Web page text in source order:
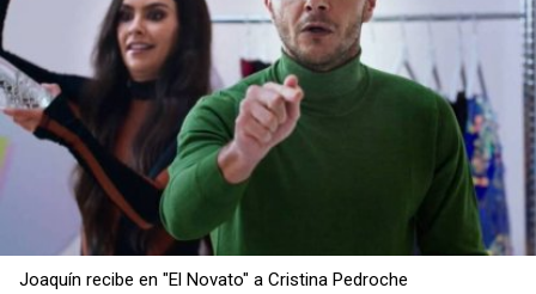
Joaquín recibe en "El Novato" a Cristina Pedroche